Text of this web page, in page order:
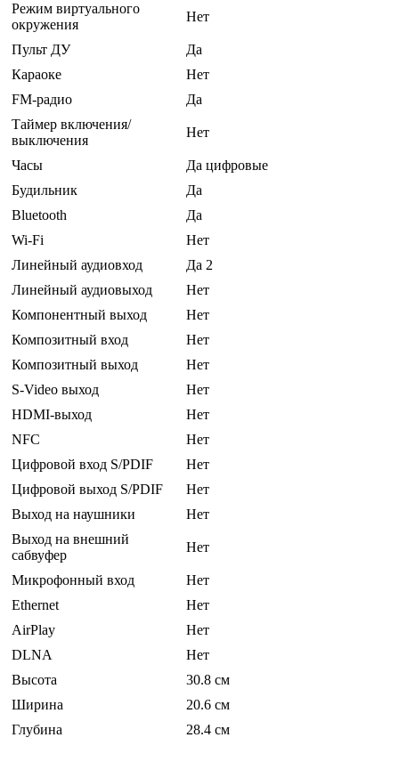
Режим виртуального
окружения
Нет
Пульт ДУ
Да
Караоке
Нет
FM-радио
Да
Таймер включения/
выключения
Нет
Часы
Да цифровые
Будильник
Да
Bluetooth
Да
Wi-Fi
Нет
Линейный аудиовход
Да 2
Линейный аудиовыход
Нет
Компонентный выход
Нет
Композитный вход
Нет
Композитный выход
Нет
S-Video выход
Нет
HDMI-выход
Нет
NFC
Нет
Цифровой вход S/PDIF
Нет
Цифровой выход S/PDIF
Нет
Выход на наушники
Нет
Выход на внешний
сабвуфер
Нет
Микрофонный вход
Нет
Ethernet
Нет
AirPlay
Нет
DLNA
Нет
Высота
30.8 см
Ширина
20.6 см
Глубина
28.4 см